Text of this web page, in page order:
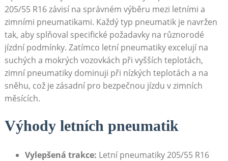
205/55 R16 ⁢závisí na správném výběru mezi letními a
zimními pneumatikami. Každý typ ⁣pneumatik je navržen
tak, aby splňoval specifické požadavky na různorodé
jízdní podmínky.‌ Zatímco letní pneumatiky excelují na
suchých⁣ a mokrých vozovkách při vyšších teplotách,
zimní pneumatiky‍ dominuji ​při nízkých teplotách a na
sněhu, což je zásadní pro bezpečnou jízdu v zimních
měsících.
Výhody letních pneumatik
Vylepšená trakce: Letní pneumatiky 205/55 R16